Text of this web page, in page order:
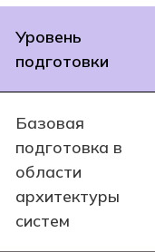
Уровень
подготовки
Базовая
подготовка в
области
архитектуры
систем